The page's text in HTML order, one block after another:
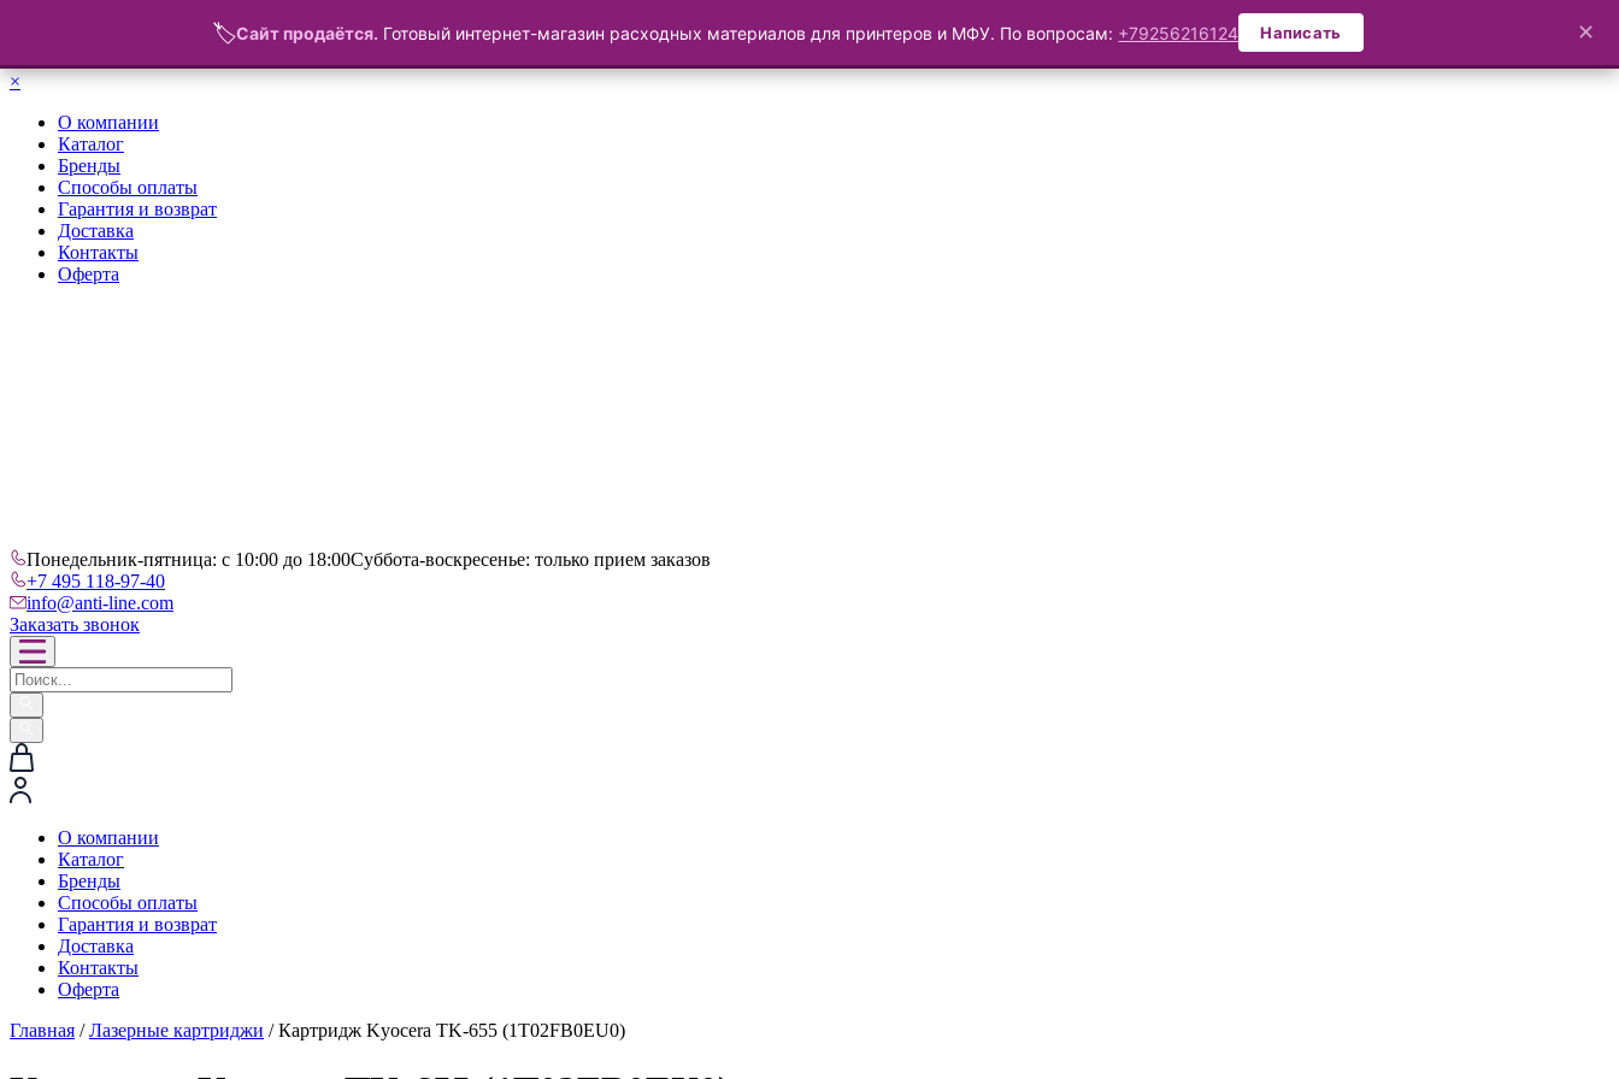
×
О компании
Каталог
Бренды
Способы оплаты
Гарантия и возврат
Доставка
Контакты
Оферта
Понедельник-пятница: с 10:00 до 18:00Суббота-воскресенье: только прием заказов
+7 495 118-97-40
info@anti-line.com
Заказать звонок
О компании
Каталог
Бренды
Способы оплаты
Гарантия и возврат
Доставка
Контакты
Оферта
Главная /Лазерные картриджи / Картридж Kyocera TK-655 (1T02FB0EU0)
🏷️Сайт продаётся. Готовый интернет-магазин расходных материалов для принтеров и МФУ. По вопросам: +79256216124 Написать ✕